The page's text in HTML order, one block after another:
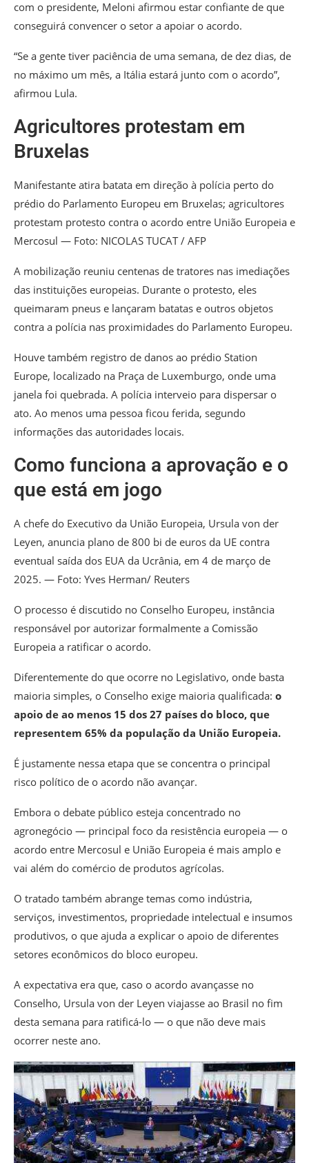
com o presidente, Meloni afirmou estar confiante de que
conseguirá convencer o setor a apoiar o acordo.
“Se a gente tiver paciência de uma semana, de dez dias, de
no máximo um mês, a Itália estará junto com o acordo”,
afirmou Lula.
Agricultores protestam em
Bruxelas
Manifestante atira batata em direção à polícia perto do
prédio do Parlamento Europeu em Bruxelas; agricultores
protestam protesto contra o acordo entre União Europeia e
Mercosul — Foto: NICOLAS TUCAT / AFP
A mobilização reuniu centenas de tratores nas imediações
das instituições europeias. Durante o protesto, eles
queimaram pneus e lançaram batatas e outros objetos
contra a polícia nas proximidades do Parlamento Europeu.
Houve também registro de danos ao prédio Station
Europe, localizado na Praça de Luxemburgo, onde uma
janela foi quebrada. A polícia interveio para dispersar o
ato. Ao menos uma pessoa ficou ferida, segundo
informações das autoridades locais.
Como funciona a aprovação e o
que está em jogo
A chefe do Executivo da União Europeia, Ursula von der
Leyen, anuncia plano de 800 bi de euros da UE contra
eventual saída dos EUA da Ucrânia, em 4 de março de
2025. — Foto: Yves Herman/ Reuters
O processo é discutido no Conselho Europeu, instância
responsável por autorizar formalmente a Comissão
Europeia a ratificar o acordo.
Diferentemente do que ocorre no Legislativo, onde basta
maioria simples, o Conselho exige maioria qualificada: o
apoio de ao menos 15 dos 27 países do bloco, que
representem 65% da população da União Europeia.
É justamente nessa etapa que se concentra o principal
risco político de o acordo não avançar.
Embora o debate público esteja concentrado no
agronegócio — principal foco da resistência europeia — o
acordo entre Mercosul e União Europeia é mais amplo e
vai além do comércio de produtos agrícolas.
O tratado também abrange temas como indústria,
serviços, investimentos, propriedade intelectual e insumos
produtivos, o que ajuda a explicar o apoio de diferentes
setores econômicos do bloco europeu.
A expectativa era que, caso o acordo avançasse no
Conselho, Ursula von der Leyen viajasse ao Brasil no fim
desta semana para ratificá-lo — o que não deve mais
ocorrer neste ano.